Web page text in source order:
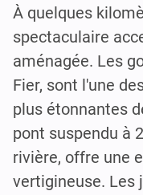
À quelques
spectaculaire
aménagée. Les
Fier, sont l'une
plus étonnantes
pont suspendu à
rivière, offre une
vertigineuse. Les